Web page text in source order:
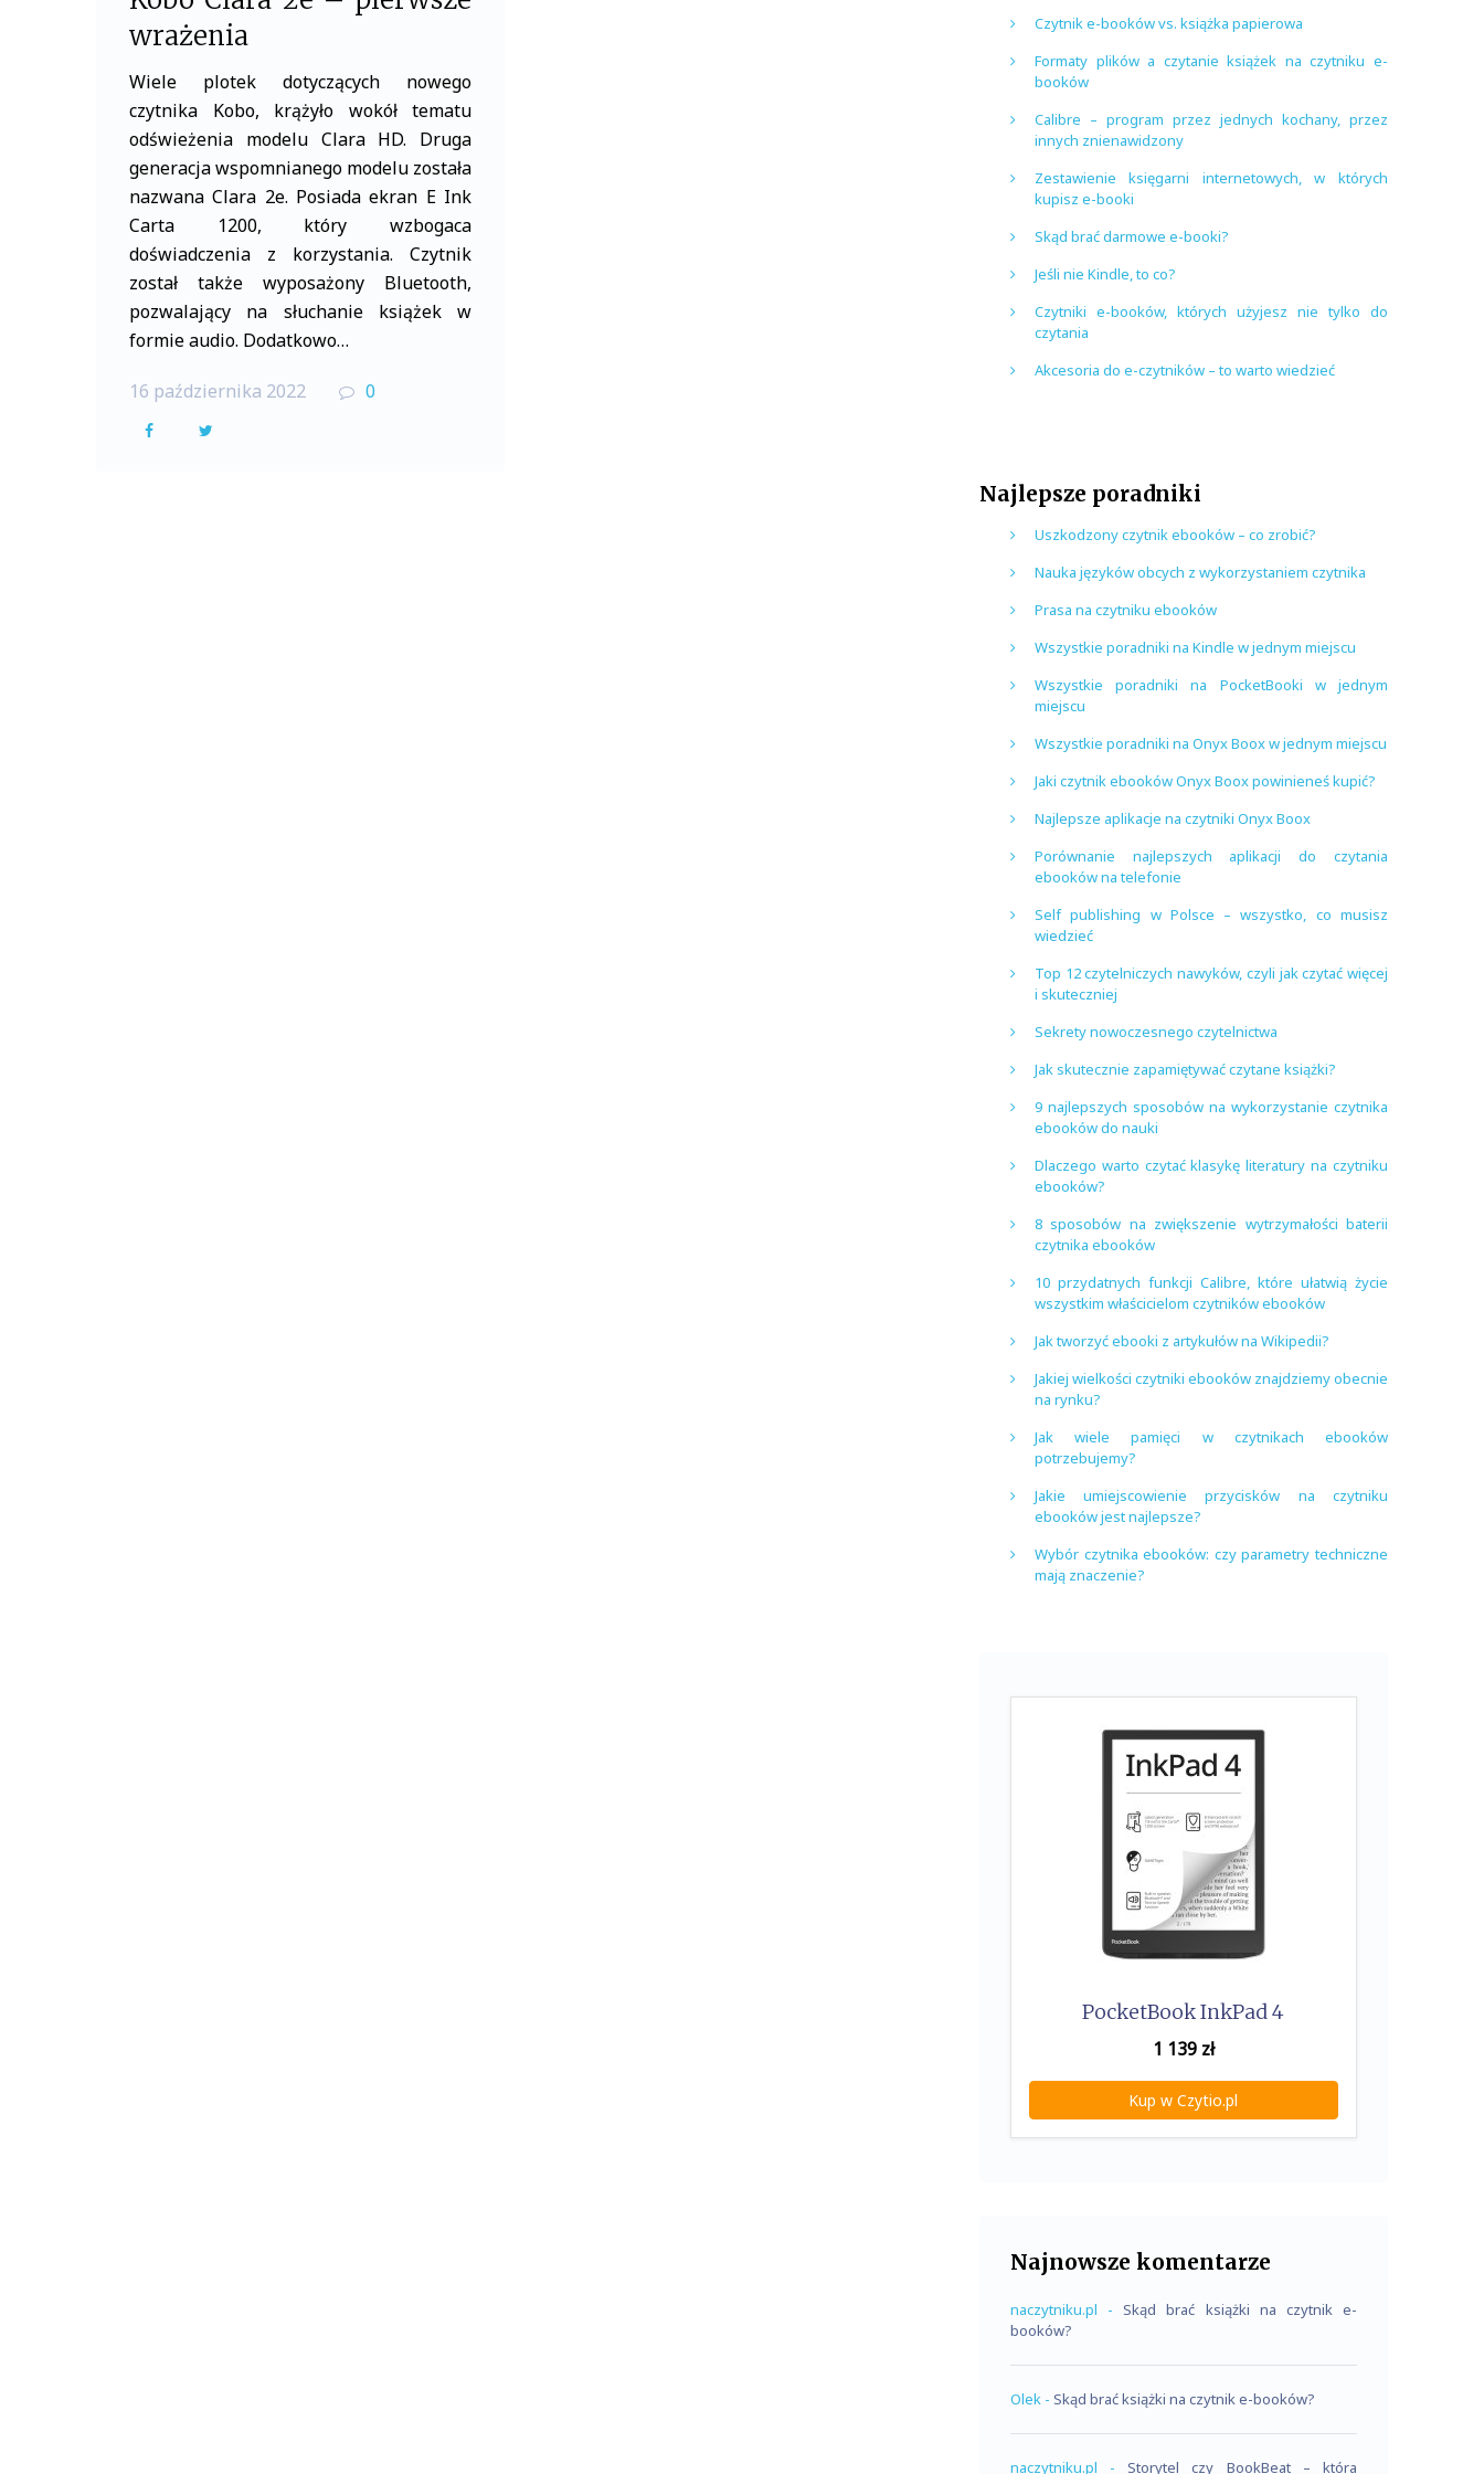
wrażenia
Wiele plotek dotyczących nowego
czytnika Kobo, krążyło wokół tematu
odświeżenia modelu Clara HD. Druga
generacja wspomnianego modelu została
nazwana Clara 2e. Posiada ekran E Ink
Carta 1200, który wzbogaca
doświadczenia z korzystania. Czytnik
został także wyposażony Bluetooth,
pozwalający na słuchanie książek w
formie audio. Dodatkowo…
16 października 2022 0
F
Czytnik e-booków vs. książka papierowa
Formaty plików a czytanie książek na czytniku e-
booków
Calibre – program przez jednych kochany, przez
innych znienawidzony
Zestawienie księgarni internetowych, w których
kupisz e-booki
Skąd brać darmowe e-booki?
Jeśli nie Kindle, to co?
Czytniki e-booków, których użyjesz nie tylko do
czytania
Akcesoria do e-czytników – to warto wiedzieć
Najlepsze poradniki
Uszkodzony czytnik ebooków – co zrobić?
Nauka języków obcych z wykorzystaniem czytnika
Prasa na czytniku ebooków
Wszystkie poradniki na Kindle w jednym miejscu
Wszystkie poradniki na PocketBooki w jednym
miejscu
Wszystkie poradniki na Onyx Boox w jednym miejscu
Jaki czytnik ebooków Onyx Boox powinieneś kupić?
Najlepsze aplikacje na czytniki Onyx Boox
Porównanie najlepszych aplikacji do czytania
ebooków na telefonie
Self publishing w Polsce – wszystko, co musisz
wiedzieć
Top 12 czytelniczych nawyków, czyli jak czytać więcej
i skuteczniej
Sekrety nowoczesnego czytelnictwa
Jak skutecznie zapamiętywać czytane książki?
9 najlepszych sposobów na wykorzystanie czytnika
ebooków do nauki
Dlaczego warto czytać klasykę literatury na czytniku
ebooków?
8 sposobów na zwiększenie wytrzymałości baterii
czytnika ebooków
10 przydatnych funkcji Calibre, które ułatwią życie
wszystkim właścicielom czytników ebooków
Jak tworzyć ebooki z artykułów na Wikipedii?
Jakiej wielkości czytniki ebooków znajdziemy obecnie
na rynku?
Jak wiele pamięci w czytnikach ebooków
potrzebujemy?
Jakie umiejscowienie przycisków na czytniku
ebooków jest najlepsze?
Wybór czytnika ebooków: czy parametry techniczne
mają znaczenie?
PocketBook InkPad 4
1 139zł
Kup w Czytio.pl
Najnowsze komentarze
naczytniku.pl - Skąd brać książki na czytnik e-
booków?
Olek - Skąd brać książki na czytnik e-booków?
naczytniku.pl - Storytel czy BookBeat – która